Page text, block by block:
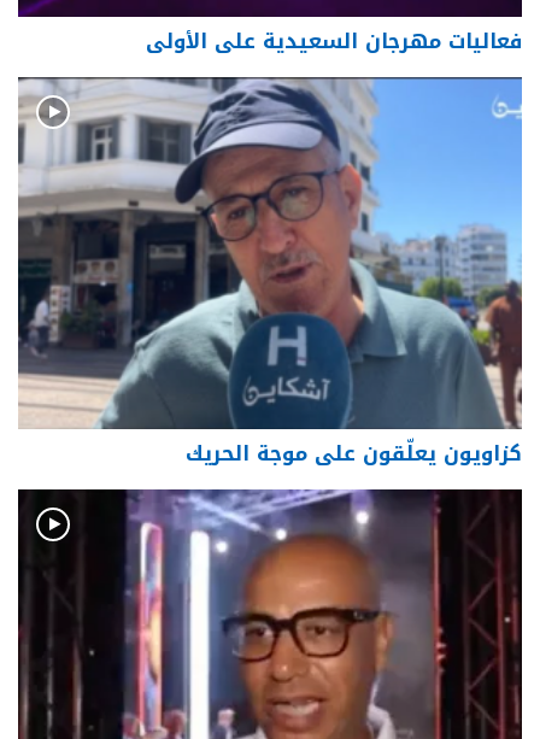
فعاليات مهرجان السعيدية على الأولى
كزاويون يعلّقون على موجة الحريك